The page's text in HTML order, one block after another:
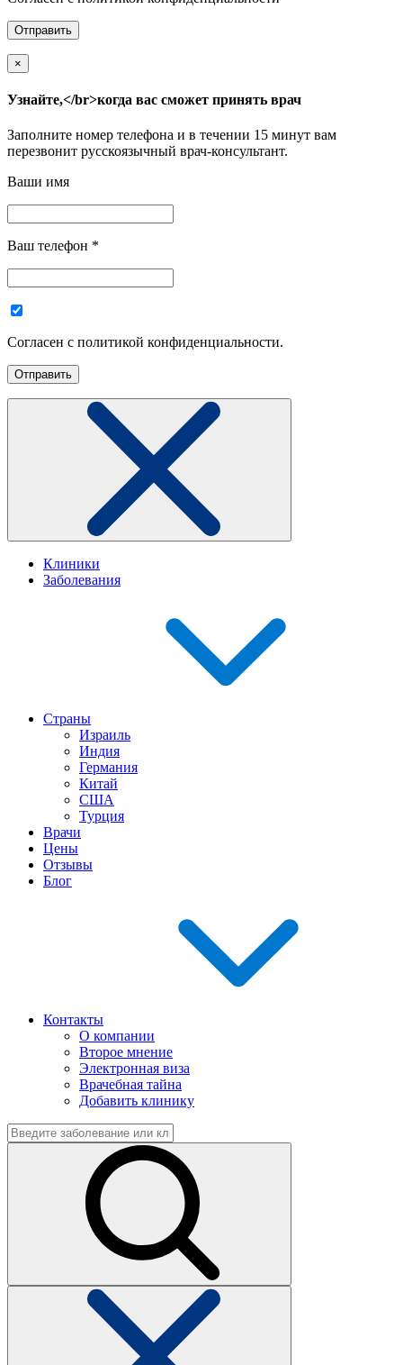
×
Узнайте,</br>когда вас сможет принять врач
Заполните номер телефона и в течении 15 минут вам
перезвонит русскоязычный врач-консультант.
Ваши имя
Ваш телефон *
Согласен с политикой конфиденциальности.
Клиники
Заболевания
Страны
Израиль
Индия
Германия
Китай
США
Турция
Врачи
Цены
Отзывы
Блог
Контакты
О компании
Второе мнение
Электронная виза
Врачебная тайна
Добавить клинику